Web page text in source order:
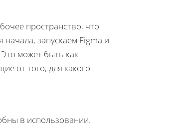
пространство, что
запускаем Figma и
может быть как
от того, для какого
в использовании.